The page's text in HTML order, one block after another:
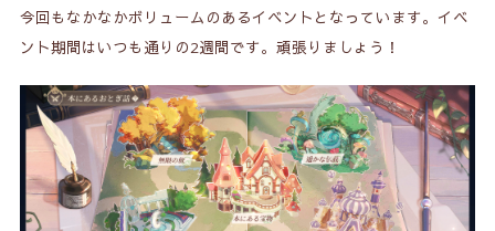
今回もなかなかボリュームのあるイベントとなっています。イベ
ント期間はいつも通りの2週間です。頑張りましょう！